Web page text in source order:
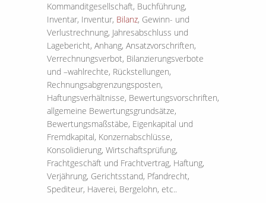
Kommanditgesellschaft, Buchführung,
Inventar, Inventur, Bilanz, Gewinn- und
Verlustrechnung, Jahresabschluss und
Lagebericht, Anhang, Ansatzvorschriften,
Verrechnungsverbot, Bilanzierungsverbote
und –wahlrechte, Rückstellungen,
Rechnungsabgrenzungsposten,
Haftungsverhältnisse, Bewertungsvorschriften,
allgemeine Bewertungsgrundsätze,
Bewertungsmaßstäbe, Eigenkapital und
Fremdkapital, Konzernabschlüsse,
Konsolidierung, Wirtschaftsprüfung,
Frachtgeschäft und Frachtvertrag, Haftung,
Verjährung, Gerichtsstand, Pfandrecht,
Spediteur, Haverei, Bergelohn, etc..